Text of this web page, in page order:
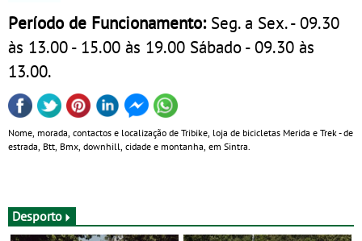
Período de Funcionamento: Seg. a Sex. - 09.30
às 13.00 - 15.00 às 19.00 Sábado - 09.30 às
13.00.
Nome, morada, contactos e localização de Tribike, loja de bicicletas Merida e Trek - de
estrada, Btt, Bmx, downhill, cidade e montanha, em Sintra.
Desporto